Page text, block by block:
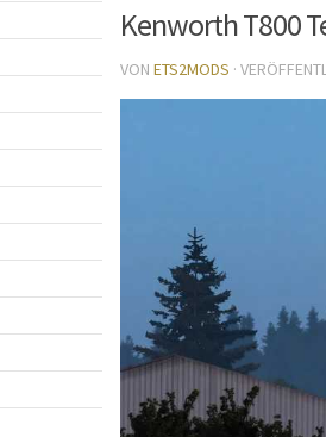
Kenworth T800
VON ETS2MODS ·